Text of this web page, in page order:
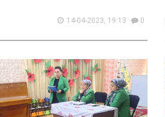
14-04-2023, 19:13 0